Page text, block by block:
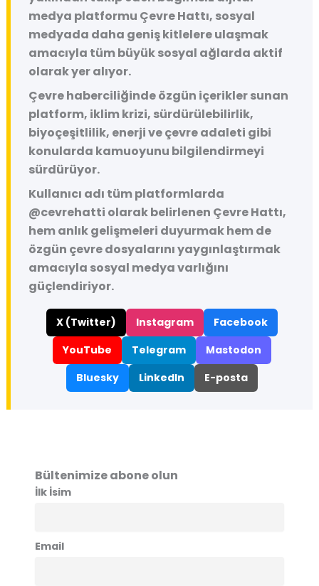
medya platformu Çevre Hattı, sosyal
medyada daha geniş kitlelere ulaşmak
amacıyla tüm büyük sosyal ağlarda aktif
olarak yer alıyor.
Çevre haberciliğinde özgün içerikler sunan
platform, iklim krizi, sürdürülebilirlik,
biyoçeşitlilik, enerji ve çevre adaleti gibi
konularda kamuoyunu bilgilendirmeyi
sürdürüyor.
Kullanıcı adı tüm platformlarda
@cevrehatti olarak belirlenen Çevre Hattı,
hem anlık gelişmeleri duyurmak hem de
özgün çevre dosyalarını yaygınlaştırmak
amacıyla sosyal medya varlığını
güçlendiriyor.
X (Twitter) Instagram
Facebook
YouTube
Telegram
Mastodon
Bluesky
LinkedIn E-posta
Bültenimize abone olun
İlk İsim
Email